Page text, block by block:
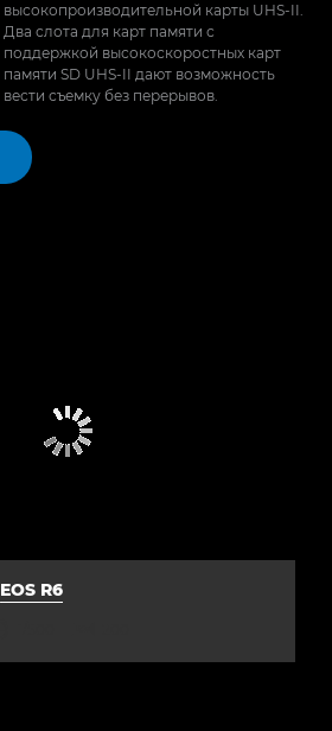
EOS R6
высокопроизводительной карты UHS-II.
Два слота для карт памяти с
поддержкой высокоскоростных карт
памяти SD UHS-II дают возможность
вести съемку без перерывов.